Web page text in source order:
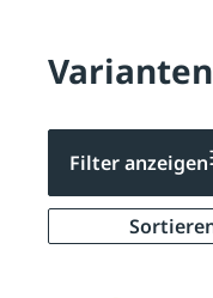
Varianten
Filter anzeigen